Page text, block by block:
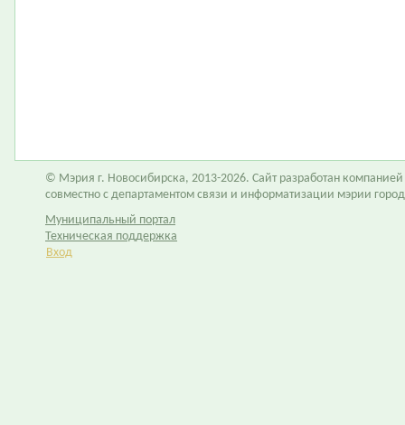
© Мэрия г. Новосибирска, 2013-2026. Сайт разработан компанией
совместно с департаментом связи и информатизации мэрии
Муниципальный портал
Техническая поддержка
Вход